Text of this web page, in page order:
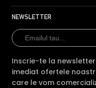
NEWSLETTER
Inscrie-te la
imediat ofertele
care le vom